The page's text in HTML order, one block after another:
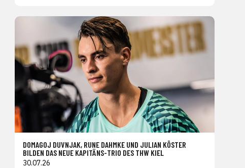
DOMAGOJ DUVNJAK, RUNE DAHMKE UND JULIAN KÖSTER
BILDEN DAS NEUE KAPITÄNS-TRIO DES THW KIEL
30.07.26